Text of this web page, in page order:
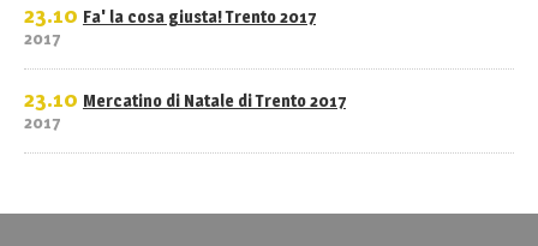
23.10
2017
Fa' la cosa giusta! Trento 2017
23.10
2017
Mercatino di Natale di Trento 2017